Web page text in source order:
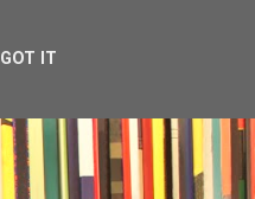
GOT IT